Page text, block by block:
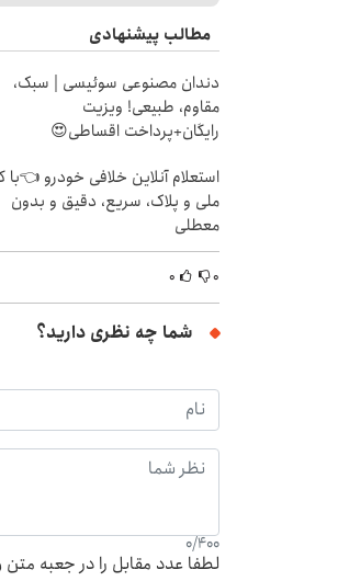
مطالب پیشنهادی
دندان مصنوعی سوئیسی | سبک،
مقاوم، طبیعی! ویزیت
رایگان+پرداخت اقساطی😍
استعلام آنلاین خلافی خودرو 👈با
ملی و پلاک، سریع، دقیق و بدون
معطلی
۰ ۰
شما چه نظری دارید؟
0/400
لطفا عدد مقابل را در جعبه متن